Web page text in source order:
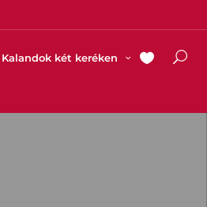
Kalandok két keréken